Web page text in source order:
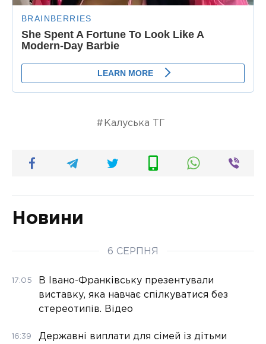
Калуська ТГ
Новини
6 СЕРПНЯ
17:05
В Івано-Франківську презентували
виставку, яка навчає спілкуватися без
стереотипів. Відео
16:39 Державні виплати для сімей із дітьми